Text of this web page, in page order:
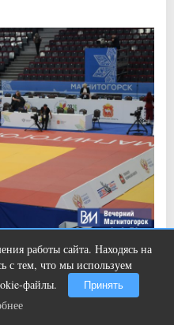
9 0
работы сайта. Находясь на
с тем, что мы используем
файлы.
Принять
вы будете смеяться